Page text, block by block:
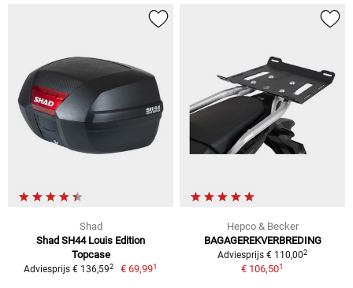
Shad
Shad SH44 Louis Edition
Topcase
Adviesprijs € 136,592 € 69,991
Hepco & Becker
BAGAGEREKVERBREDING
Adviesprijs € 110,002
€ 106,501